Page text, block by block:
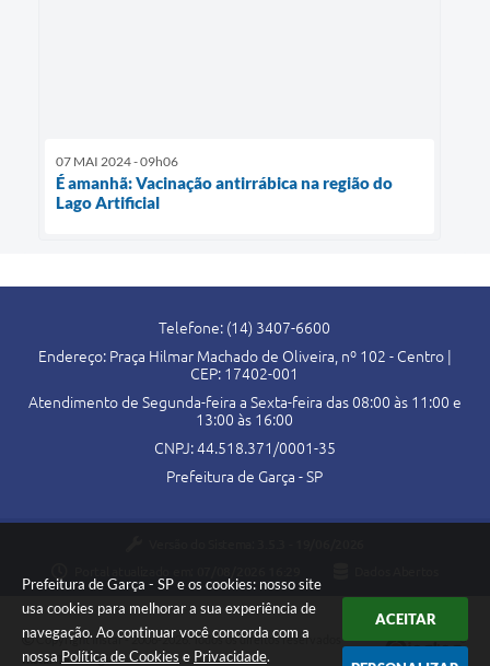
Prefeitura de Garça - SP e os cookies: nosso site
usa cookies para melhorar a sua experiência de
navegação. Ao continuar você concorda com a
nossa Política de Cookies e Privacidade.
ACEITAR
07 MAI 2024 - 09h06
É amanhã: Vacinação antirrábica na região do
Lago Artificial
Telefone: (14) 3407-6600
Endereço: Praça Hilmar Machado de Oliveira, nº 102 - Centro |
CEP: 17402-001
Atendimento de Segunda-feira a Sexta-feira das 08:00 às 11:00 e
13:00 às 16:00
CNPJ: 44.518.371/0001-35
Prefeitura de Garça - SP
Copyright Instar - 2006-2026. Todos os direitos reservados -
Instar Tecnologia